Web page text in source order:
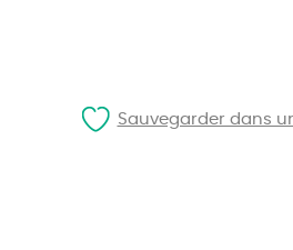
Sauvegarder dans